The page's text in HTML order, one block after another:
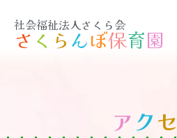
社会福祉法人さくら会
さくらんぼ保育園
ア クセ